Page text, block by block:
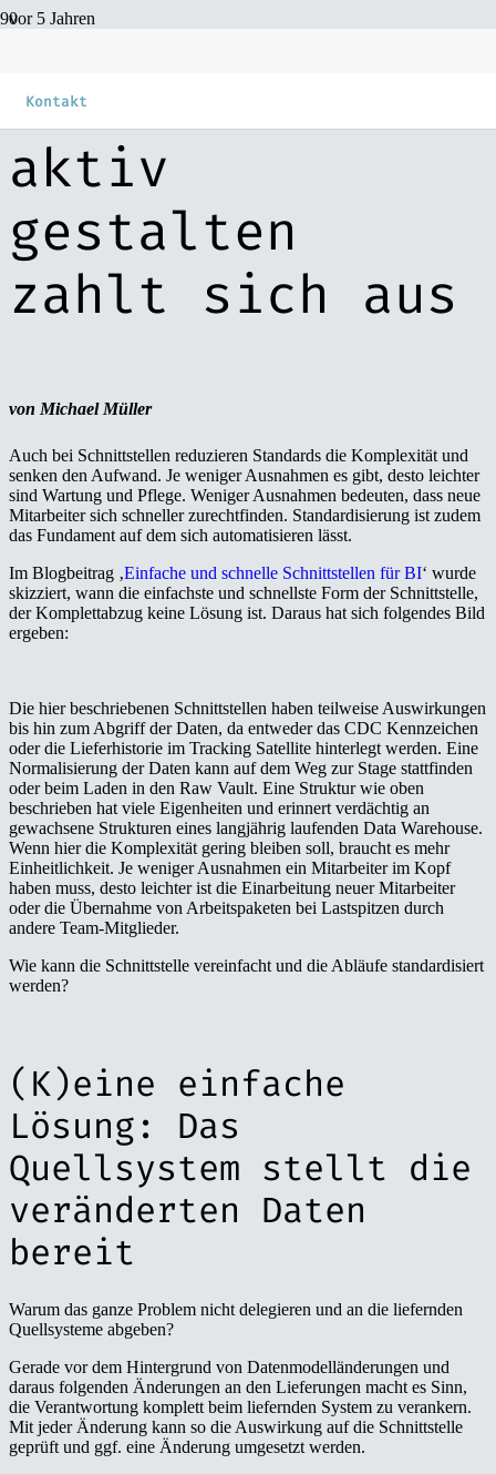
Kontakt
vor 5 Jahren
aktiv
gestalten
zahlt sich aus
von Michael Müller
Auch bei Schnittstellen reduzieren Standards die Komplexität und
senken den Aufwand. Je weniger Ausnahmen es gibt, desto leichter
sind Wartung und Pflege. Weniger Ausnahmen bedeuten, dass neue
Mitarbeiter sich schneller zurechtfinden. Standardisierung ist zudem
das Fundament auf dem sich automatisieren lässt.
Im Blogbeitrag ‚Einfache und schnelle Schnittstellen für BI‘ wurde
skizziert, wann die einfachste und schnellste Form der Schnittstelle,
der Komplettabzug keine Lösung ist. Daraus hat sich folgendes Bild
ergeben:
Die hier beschriebenen Schnittstellen haben teilweise Auswirkungen
bis hin zum Abgriff der Daten, da entweder das CDC Kennzeichen
oder die Lieferhistorie im Tracking Satellite hinterlegt werden. Eine
Normalisierung der Daten kann auf dem Weg zur Stage stattfinden
oder beim Laden in den Raw Vault. Eine Struktur wie oben
beschrieben hat viele Eigenheiten und erinnert verdächtig an
gewachsene Strukturen eines langjährig laufenden Data Warehouse.
Wenn hier die Komplexität gering bleiben soll, braucht es mehr
Einheitlichkeit. Je weniger Ausnahmen ein Mitarbeiter im Kopf
haben muss, desto leichter ist die Einarbeitung neuer Mitarbeiter
oder die Übernahme von Arbeitspaketen bei Lastspitzen durch
andere Team-Mitglieder.
Wie kann die Schnittstelle vereinfacht und die Abläufe standardisiert
werden?
(K)eine einfache
Lösung: Das
Quellsystem stellt die
veränderten Daten
bereit
Warum das ganze Problem nicht delegieren und an die liefernden
Quellsysteme abgeben?
Gerade vor dem Hintergrund von Datenmodelländerungen und
daraus folgenden Änderungen an den Lieferungen macht es Sinn,
die Verantwortung komplett beim liefernden System zu verankern.
Mit jeder Änderung kann so die Auswirkung auf die Schnittstelle
geprüft und ggf. eine Änderung umgesetzt werden.